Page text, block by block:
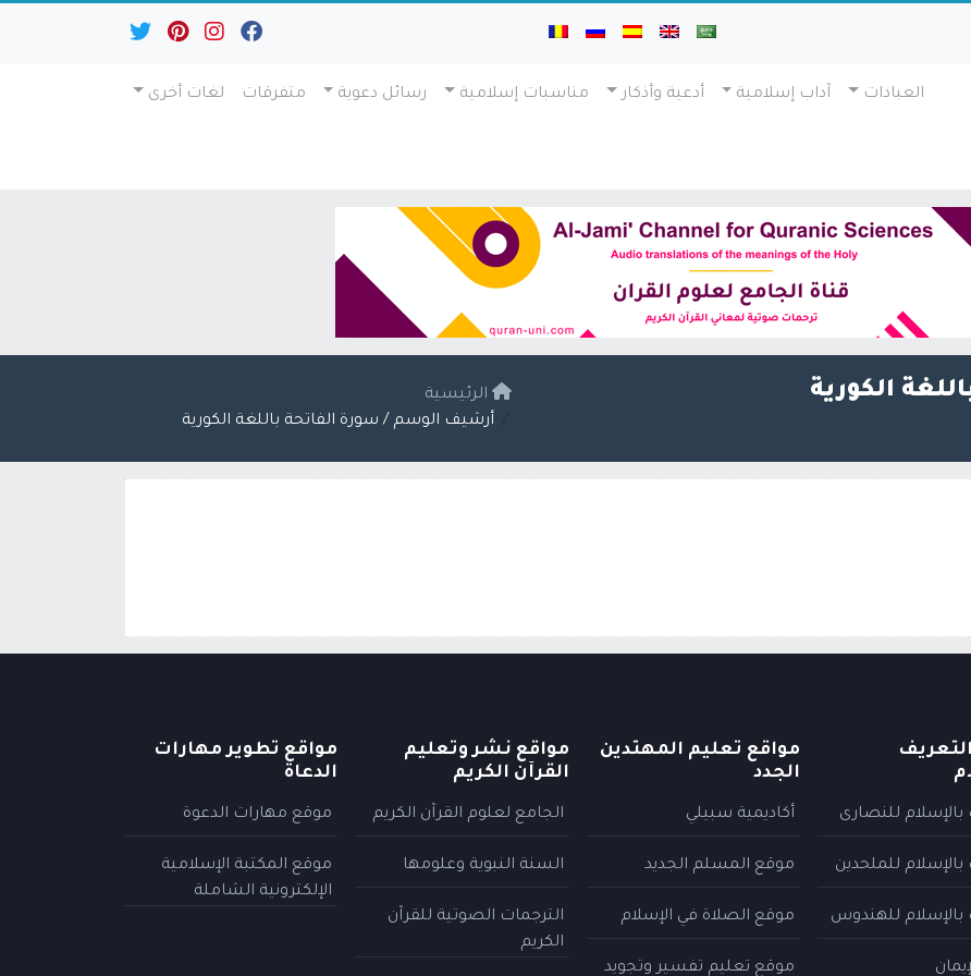
العبادات آداب إسلامية أدعية وأذكار مناسبات إسلامية رسائل دعوية متفرقات لغات أخرى
الكورية
الرئيسية
أرشيف الوسم / سورة الفاتحة باللغة الكورية
بالإسلام للنصارى
بالإسلام للملحدين
بالإسلام للهندوس
مواقع تعليم المهتدين
الجدد
أكاديمية سبيلي
موقع المسلم الجديد
موقع الصلاة في الإسلام
موقع تعليم تفسير وتجويد
مواقع نشر وتعليم
القرآن الكريم
الجامع لعلوم القرآن الكريم
السنة النبوية وعلومها
الترجمات الصوتية للقرآن
الكريم
مواقع تطوير مهارات
الدعاة
موقع مهارات الدعوة
موقع المكتبة الإسلامية
الإلكترونية الشاملة